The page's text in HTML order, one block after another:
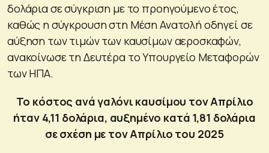
δολάρια σε σύγκριση με το προηγούμενο έτος,
καθώς η σύγκρουση στη Μέση Ανατολή οδηγεί σε
αύξηση των τιμών των καυσίμων αεροσκαφών,
ανακοίνωσε τη Δευτέρα το Υπουργείο Μεταφορών
των ΗΠΑ.
Το κόστος ανά γαλόνι καυσίμου τον Απρίλιο
ήταν 4,11 δολάρια, αυξημένο κατά 1,81 δολάρια
σε σχέση με τον Απρίλιο του 2025